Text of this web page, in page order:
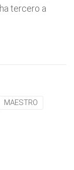
tercero a
MAESTRO